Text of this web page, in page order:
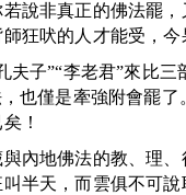
說非真正的佛法罷
狂吠的人才能受，今
子”“李老君”來比三
也僅是牽強附會罷
！
地佛法的教、理、
半天，而雲俱不可